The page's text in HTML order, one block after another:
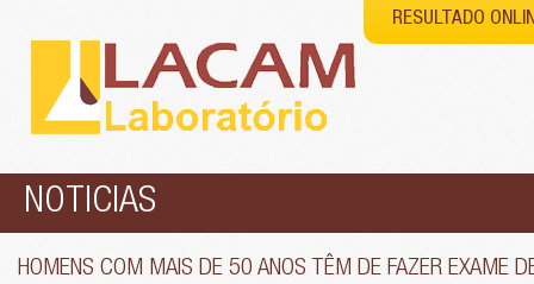
RESULTADO
NOTICIAS
HOMENS COM MAIS DE 50 ANOS TÊM DE FAZER EXAME